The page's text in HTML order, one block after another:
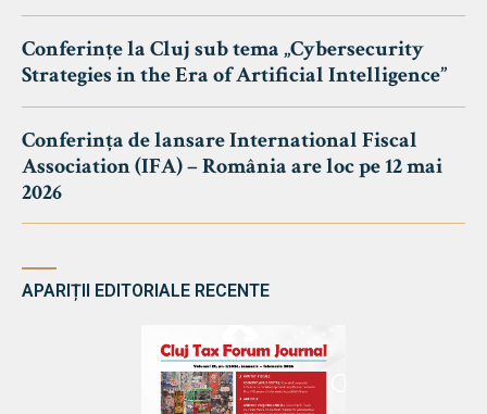
Conferințe la Cluj sub tema „Cybersecurity
Strategies in the Era of Artificial Intelligence”
Conferința de lansare International Fiscal
Association (IFA) – România are loc pe 12 mai
2026
APARIȚII EDITORIALE RECENTE